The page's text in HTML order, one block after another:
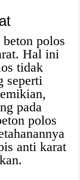
polos
Hal ini
tidak
seperti
pada
polos
anti karat